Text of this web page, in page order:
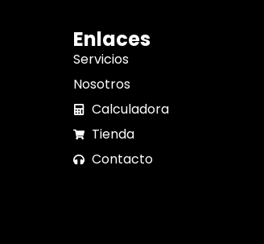
Enlaces
Servicios
Nosotros
Calculadora
Tienda
Contacto